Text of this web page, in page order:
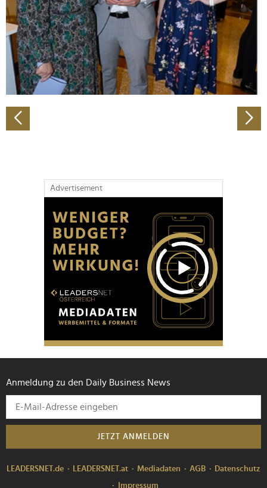
personalisieren, Funktionen für soziale Medien anbieten
zu können und die Zugriffe auf unsere Website zu
analysieren. Außerdem geben wir Informationen zu Ihrer
Verwendung unserer Website an unsere Partner für
soziale Medien, Werbung und Analysen weiter. Unsere
Partner führen diese Informationen möglicherweise mit
weiteren Daten zusammen, die Sie ihnen bereitgestellt
gesammelt haben.
Advertisement
Anmeldung zu den Daily Business News
JETZT ANMELDEN
LEADERSNET.de LEADERSNET.at Mediadaten AGB
Datenschutz
Impressum